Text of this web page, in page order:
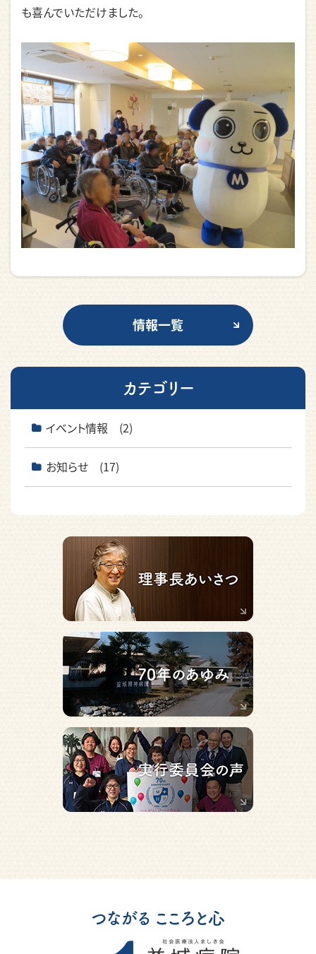
も喜んでいただけました。
情報一覧
カテゴリー
イベント情報 (2)
お知らせ (17)
つながる こころと心